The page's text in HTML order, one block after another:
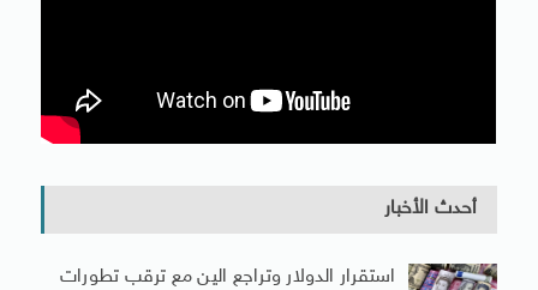
أحدث الأخبار
استقرار الدولار وتراجع الين مع ترقب تطورات